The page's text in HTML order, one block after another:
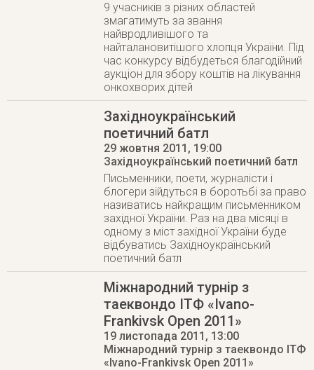
9 учасників з різних областей
змагатимуть за звання
найвродливішого та
найталановитішого хлопця України. Під
час конкурсу відбудеться благодійний
аукціон для збору коштів на лікування
онкохворих дітей
Західноукраїнський
поетичний батл
29 жовтня 2011 , 19:00
Західноукраїнський поетичний батл
Письменники, поети, журналісти і
блогери зійдуться в боротьбі за право
називатись найкращим письменником
західної України. Раз на два місяці в
одному з міст західної України буде
відбуватись Західноукраїнський
поетичний батл
Міжнародний турнір з
таеквондо ІТФ «Ivano-
Frankivsk Open 2011»
19 листопада 2011 , 13:00
Міжнародний турнір з таеквондо ІТФ
«Ivano-Frankivsk Open 2011»